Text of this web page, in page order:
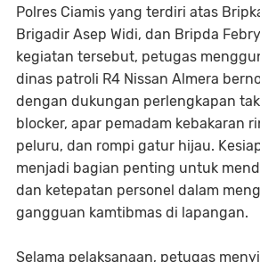
Polres Ciamis yang terdiri atas
Brigadir Asep Widi, dan Bripda
kegiatan tersebut, petugas
dinas patroli R4 Nissan Almera
dengan dukungan perlengkapan
blocker, apar pemadam kebakaran
peluru, dan rompi gatur hijau.
menjadi bagian penting untuk
dan ketepatan personel dalam
gangguan kamtibmas di lapangan.
Selama pelaksanaan, petugas